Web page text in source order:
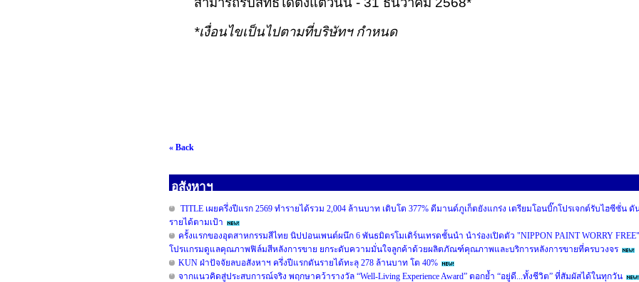
*เงื่อนไขเป็นไปตามที่บริษัทฯ กำหนด
« Back
อสังหาฯ
TITLE เผยครึ่งปีแรก 2569 ทำรายได้รวม 2,004 ล้านบาท เติบโต 377% ดีมานด์ภูเก็ตยังแกร่ง เตรียมโอนบิ๊กโปรเจกต์รับไฮซีซั่น ดั
รายได้ตามเป้า
ครั้งแรกของอุตสาหกรรมสีไทย นิปปอนเพนต์ผนึก 6 พันธมิตรโมเดิร์นเทรดชั้นนำ นำร่องเปิดตัว "NIPPON PAINT WORRY FREE"
โปรแกรมดูแลคุณภาพฟิล์มสีหลังการขาย ยกระดับความมั่นใจลูกค้าด้วยผลิตภัณฑ์คุณภาพและบริการหลังการขายที่ครบวงจร
KUN ฝ่าปัจจัยลบอสังหาฯ ครึ่งปีแรกดันรายได้ทะลุ 278 ล้านบาท โต 40%
จากแนวคิดสู่ประสบการณ์จริง พฤกษาคว้ารางวัล “Well-Living Experience Award” ตอกย้ำ “อยู่ดี...ทั้งชีวิต” ที่สัมผัสได้ในทุกวัน